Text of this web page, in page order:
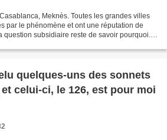
Meknès. Toutes les grandes villes
par le phénomène et ont une réputation de
subsidiaire reste de savoir pourquoi.
quelques-uns des sonnets
celui-ci, le 126, est pour moi